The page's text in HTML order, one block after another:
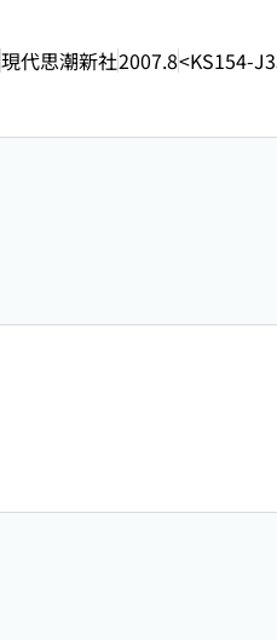
現代思潮新社2007.8<KS154-